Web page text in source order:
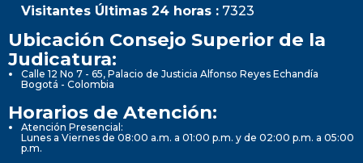
Visitantes Últimas 24 horas : 7323
Ubicación Consejo Superior de la
Judicatura:
Calle 12 No 7 - 65, Palacio de Justicia Alfonso Reyes Echandía
Bogotá - Colombia
Horarios de Atención:
Atención Presencial:
Lunes a Viernes de 08:00 a.m. a 01:00 p.m. y de 02:00 p.m. a 05:00
p.m.